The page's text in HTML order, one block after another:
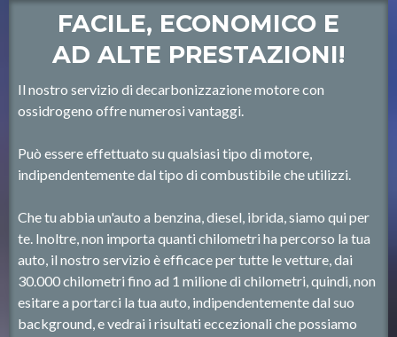
FACILE, ECONOMICO E
AD ALTE PRESTAZIONI!
Il nostro servizio di decarbonizzazione motore con
ossidrogeno offre numerosi vantaggi.
Può essere effettuato su qualsiasi tipo di motore,
indipendentemente dal tipo di combustibile che utilizzi.
Che tu abbia un'auto a benzina, diesel, ibrida, siamo qui per
te. Inoltre, non importa quanti chilometri ha percorso la tua
auto, il nostro servizio è efficace per tutte le vetture, dai
30.000 chilometri fino ad 1 milione di chilometri, quindi, non
esitare a portarci la tua auto, indipendentemente dal suo
background, e vedrai i risultati eccezionali che possiamo